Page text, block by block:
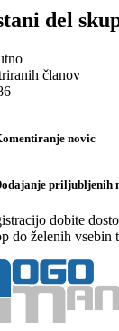
del
članov
novic
priljubljenih
dobite
do želenih vsebin